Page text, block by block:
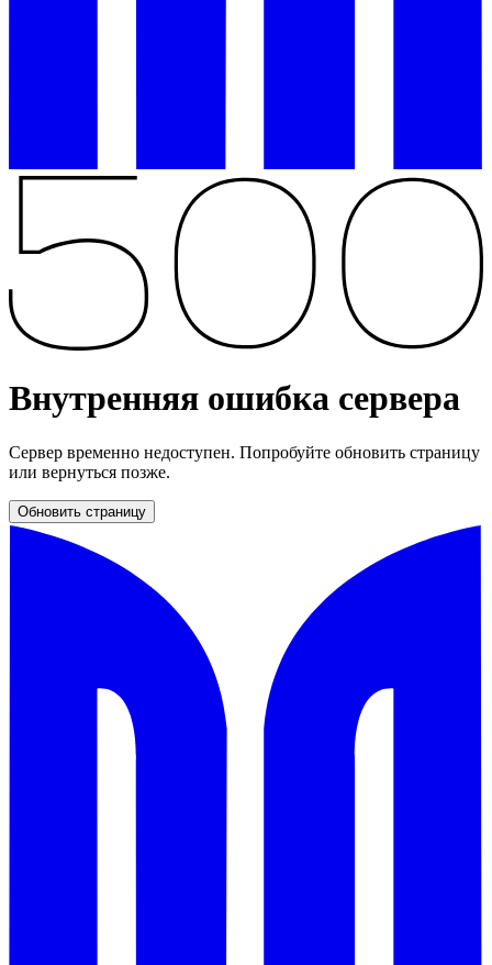
Внутренняя ошибка сервера
Сервер временно недоступен. Попробуйте обновить страницу
или вернуться позже.
Обновить страницу